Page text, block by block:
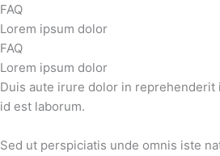
Gå
til
indholdet
FAQ
Lorem ipsum dolor
FAQ
Lorem ipsum dolor
Duis aute irure dolor in
id est laborum.
Sed ut perspiciatis unde omnis iste